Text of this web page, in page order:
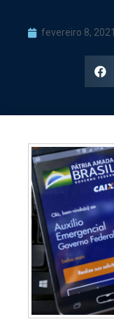
fevereiro 8, 2021